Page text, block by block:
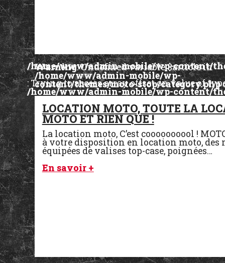
Warning: Undefined variable $article in
/home/www/admin-mobile/wp-
content/themes/moto-stop/category.php
/home/www/admin-mobile/wp-
content/themes/moto-stop/category.php
/home/www/admin-mobile/wp-content/
: Trying to access array offset on value of
/home/www/admin-mobile/wp-content/
LOCATION MOTO, TOUTE LA
MOTO ET RIEN QUE !
La location moto, C’est coooooooool !
à votre disposition en location moto, des
équipées de valises top-case, poignées…
En savoir +